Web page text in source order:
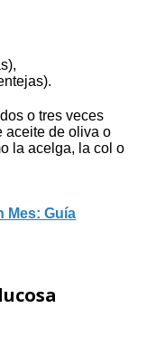
o tres veces
aceite de oliva o
la acelga, la col o
Mes: Guía